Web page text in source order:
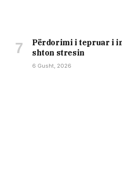
Përdorimi i tepruar i
shton stresin
6 Gusht, 2026